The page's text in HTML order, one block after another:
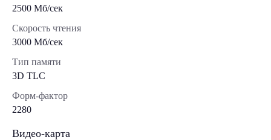
2500 Мб/сек
Скорость чтения
3000 Мб/сек
Тип памяти
3D TLC
Форм-фактор
2280
Видео-карта